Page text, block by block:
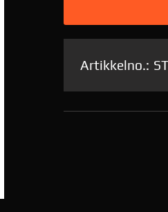
Artikkelno.: